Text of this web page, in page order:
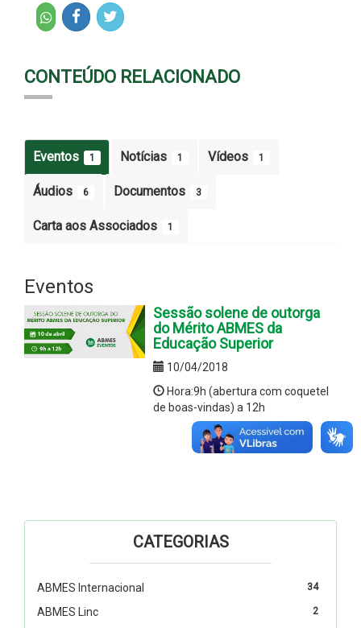
CONTEÚDO RELACIONADO
Eventos 1 Notícias 1 Vídeos 1
Áudios 6 Documentos 3
Carta aos Associados 1
Eventos
Sessão solene de outorga
do Mérito ABMES da
Educação Superior
10/04/2018
Hora:9h (abertura com coquetel
de boas-vindas) a 12h
CATEGORIAS
34
ABMES Internacional
2
ABMES Linc